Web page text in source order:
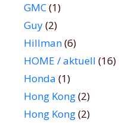
GMC(1)
Guy(2)
Hillman(6)
HOME / aktuell (16)
Honda (1)
Hong Kong(2)
Hong Kong(2)